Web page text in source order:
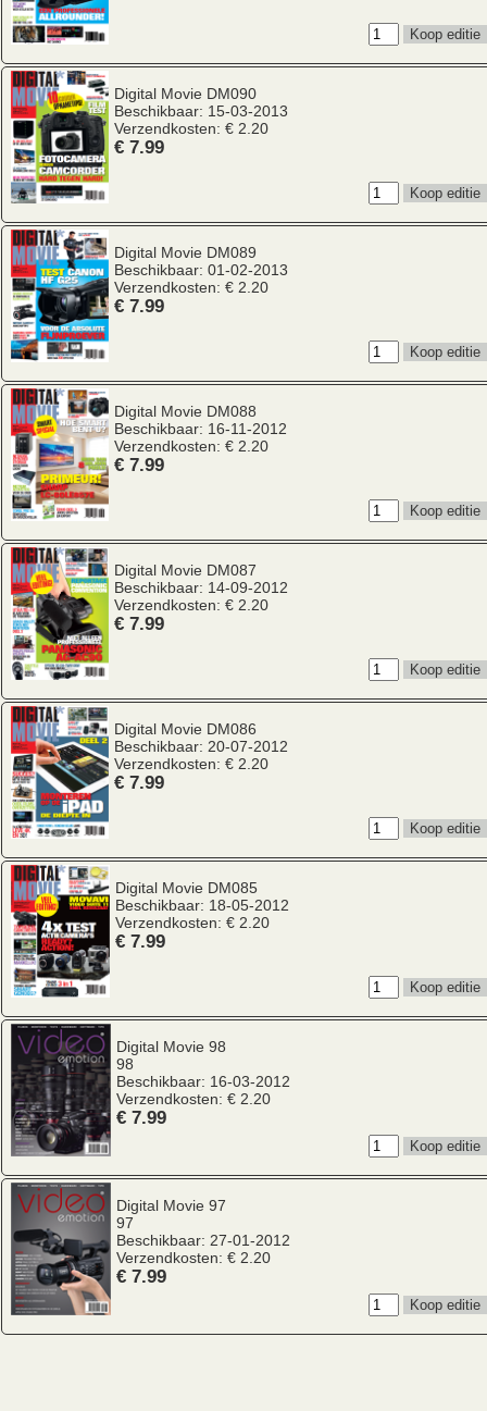
Digital Movie DM090
Beschikbaar: 15-03-2013
Verzendkosten: € 2.20
€ 7.99
Digital Movie DM089
Beschikbaar: 01-02-2013
Verzendkosten: € 2.20
€ 7.99
Digital Movie DM088
Beschikbaar: 16-11-2012
Verzendkosten: € 2.20
€ 7.99
Digital Movie DM087
Beschikbaar: 14-09-2012
Verzendkosten: € 2.20
€ 7.99
Digital Movie DM086
Beschikbaar: 20-07-2012
Verzendkosten: € 2.20
€ 7.99
Digital Movie DM085
Beschikbaar: 18-05-2012
Verzendkosten: € 2.20
€ 7.99
Digital Movie 98
98
Beschikbaar: 16-03-2012
Verzendkosten: € 2.20
€ 7.99
Digital Movie 97
97
Beschikbaar: 27-01-2012
Verzendkosten: € 2.20
€ 7.99